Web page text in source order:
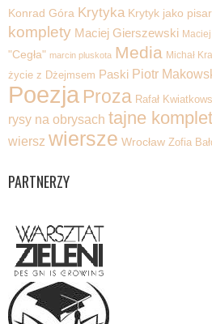
Konrad Góra Krytyka Krytyk jako
komplety Maciej Gierszewski
"Cegła" marcin pluskota Media Michał
życie z Dżejmsem Paski Piotr
Poezja Proza Rafał
rysy na obrysach tajne
wiersz wiersze Wrocław Zofia
PARTNERZY